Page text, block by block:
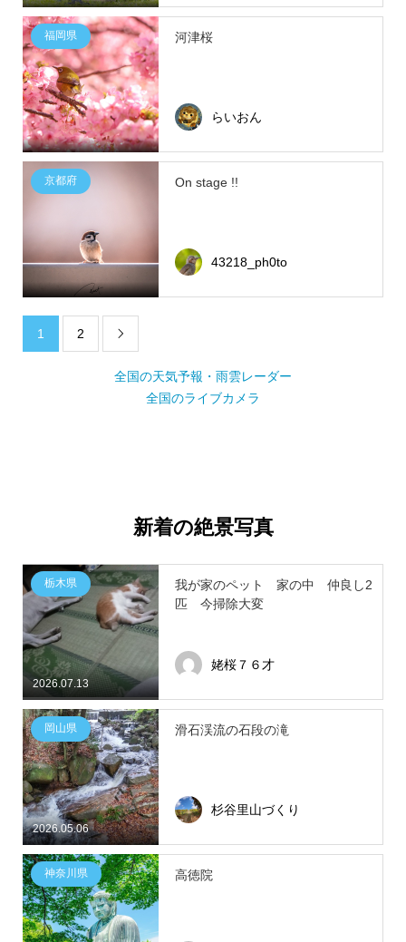
福岡県 河津桜
らいおん
京都府 On stage !!
43218_ph0to
1 2 
全国の天気予報・雨雲レーダー
全国のライブカメラ
新着の絶景写真
2026.07.13
栃木県
我が家のペット 家の中 仲良し2
匹 今掃除大変
姥桜７６才
2026.05.06
岡山県 滑石渓流の石段の滝
杉谷里山づくり
神奈川県 高徳院